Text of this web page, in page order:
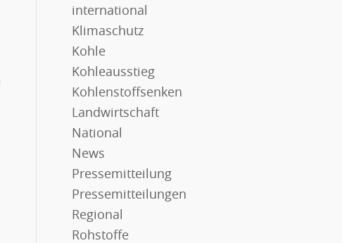
international
Klimaschutz
Kohle
Kohleausstieg
Kohlenstoffsenken
Landwirtschaft
National
News
Pressemitteilung
Pressemitteilungen
Regional
Rohstoffe